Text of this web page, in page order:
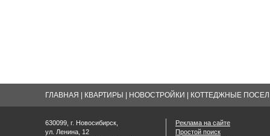
ГЛАВНАЯ КВАРТИРЫ НОВОСТРОЙКИ КОТТЕДЖНЫЕ
630099, г. Новосибирск,
ул. Ленина, 12
Реклама на сайте
Простой поиск